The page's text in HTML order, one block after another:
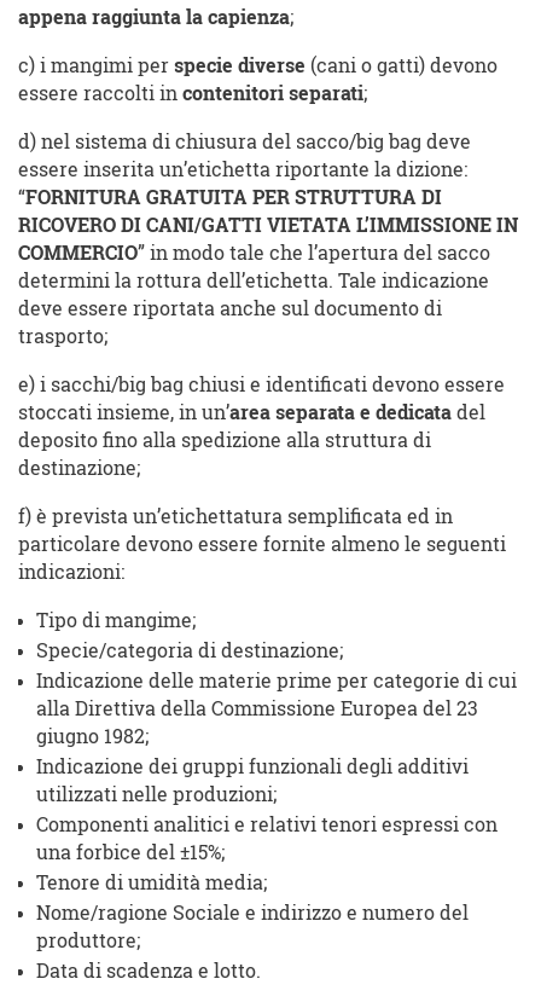
appena raggiunta la capienza;
c) i mangimi per specie diverse (cani o gatti) devono
essere raccolti in contenitori separati;
d) nel sistema di chiusura del sacco/big bag deve
essere inserita un’etichetta riportante la dizione:
“FORNITURA GRATUITA PER STRUTTURA DI
RICOVERO DI CANI/GATTI VIETATA L’IMMISSIONE IN
COMMERCIO” in modo tale che l’apertura del sacco
determini la rottura dell’etichetta. Tale indicazione
deve essere riportata anche sul documento di
trasporto;
e) i sacchi/big bag chiusi e identificati devono essere
stoccati insieme, in un’area separata e dedicata del
deposito fino alla spedizione alla struttura di
destinazione;
f) è prevista un’etichettatura semplificata ed in
particolare devono essere fornite almeno le seguenti
indicazioni:
Tipo di mangime;
Specie/categoria di destinazione;
Indicazione delle materie prime per categorie di cui
alla Direttiva della Commissione Europea del 23
giugno 1982;
Indicazione dei gruppi funzionali degli additivi
utilizzati nelle produzioni;
Componenti analitici e relativi tenori espressi con
una forbice del ±15%;
Tenore di umidità media;
Nome/ragione Sociale e indirizzo e numero del
produttore;
Data di scadenza e lotto.